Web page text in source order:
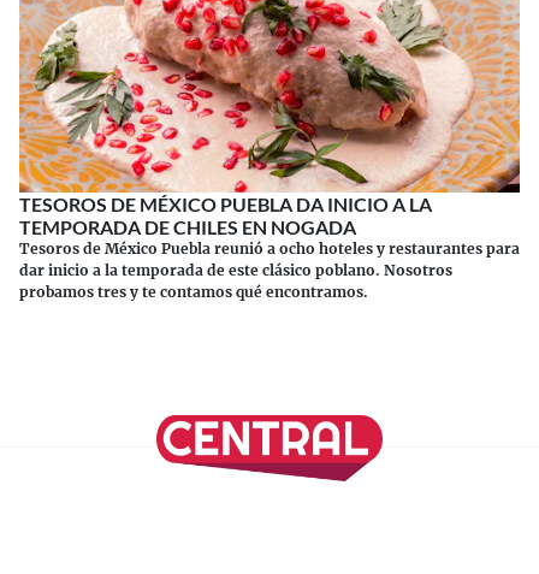
TESOROS DE MÉXICO PUEBLA DA INICIO A LA
TEMPORADA DE CHILES EN NOGADA
Tesoros de México Puebla reunió a ocho hoteles y restaurantes para
dar inicio a la temporada de este clásico poblano. Nosotros
probamos tres y te contamos qué encontramos.